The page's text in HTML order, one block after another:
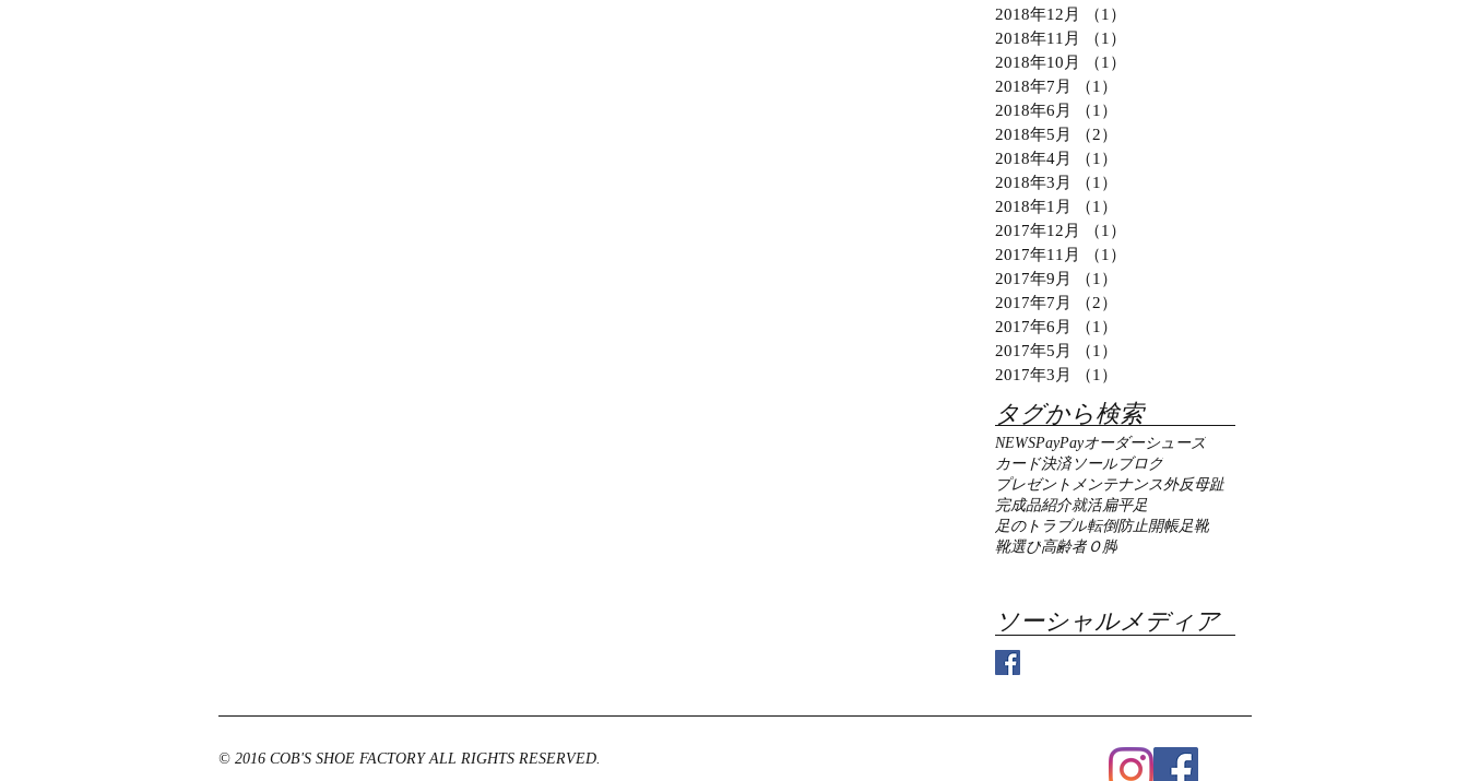
2018年12月
（1）
2018年11月
（1）
2018年10月
（1）
2018年7月
（1）
2018年6月
（1）
2018年5月
（2）
2018年4月
（1）
2018年3月
（1）
2018年1月
（1）
2017年12月
（1）
2017年11月
（1）
2017年9月
（1）
2017年7月
（2）
2017年6月
（1）
2017年5月
（1）
2017年3月
（1）
タグから検索
NEWSPayPayオーダーシューズ
カード決済 ソール ブログ
プレゼント メンテナンス外反母趾
完成品紹介就活扁平足
足のトラブル転倒防止開帳足靴
靴選び高齢者 Ｏ脚
ソーシャルメディア
© 2016 COB'S SHOE FACTORY ALL RIGHTS RESERVED.